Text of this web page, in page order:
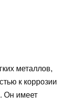
металлов,
к коррозии
Он имеет